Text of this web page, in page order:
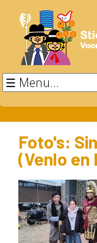
Foto's:
(Venlo en